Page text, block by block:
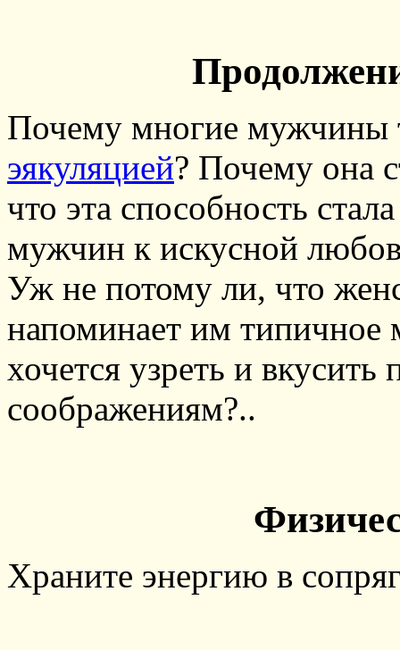
Почему многие мужчины
эякуляцией? Почему она
что эта способность
мужчин к искусной
Уж не потому ли, что
напоминает им типичное
хочется узреть и
соображениям?..
Храните энергию в